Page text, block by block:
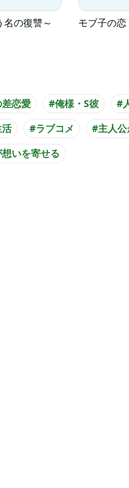
の復讐～ モブ子の恋
恋愛 #俺様・S彼 #
#ラブコメ #主人
いを寄せる